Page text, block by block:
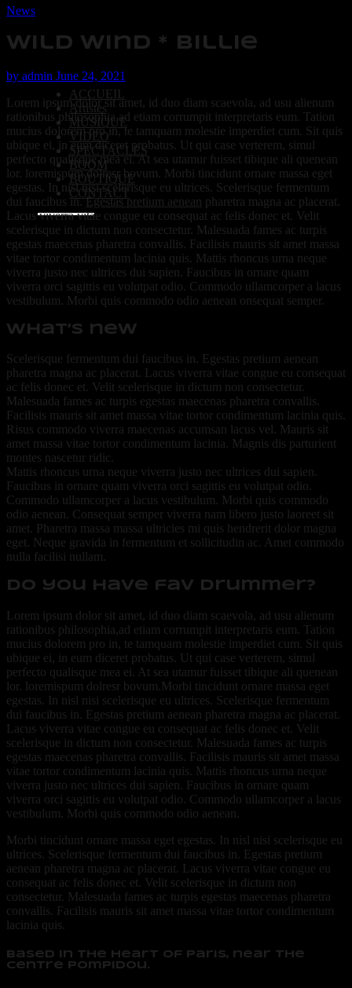
ACCUEIL
Artistes
MUSIQUE
VIDEO
SPECTACLES
BOOM
BOUTIQUE
CONTACT
News
Wild Wind * Billie
by admin June 24, 2021
Lorem ipsum dolor sit amet, id duo diam scaevola, ad usu alienum
rationibus philosophia,ad etiam corrumpit interpretaris eum. Tation
mucius dolorem pro in, te tamquam molestie imperdiet cum. Sit quis
ubique ei, in eum diceret probatus. Ut qui case verterem, simul
perfecto qualisque mea ei. At sea utamur fuisset tibique ali quenean
lor. loremispum dolresr bovum. Morbi tincidunt ornare massa eget
egestas. In nisl nisi scelerisque eu ultrices. Scelerisque fermentum
dui faucibus in.Egestas pretium aenean pharetra magna ac placerat.
Lacus viverra vitae congue eu consequat ac felis donec et. Velit
scelerisque in dictum non consectetur. Malesuada fames ac turpis
egestas maecenas pharetra convallis. Facilisis mauris sit amet massa
vitae tortor condimentum lacinia quis. Mattis rhoncus urna neque
viverra justo nec ultrices dui sapien. Faucibus in ornare quam
viverra orci sagittis eu volutpat odio. Commodo ullamcorper a lacus
vestibulum. Morbi quis commodo odio aenean onsequat semper.
what’s new
Scelerisque fermentum dui faucibus in. Egestas pretium aenean
pharetra magna ac placerat. Lacus viverra vitae congue eu consequat
ac felis donec et. Velit scelerisque in dictum non consectetur.
Malesuada fames ac turpis egestas maecenas pharetra convallis.
Facilisis mauris sit amet massa vitae tortor condimentum lacinia quis.
Risus commodo viverra maecenas accumsan lacus vel. Mauris sit
amet massa vitae tortor condimentum lacinia. Magnis dis parturient
montes nascetur ridic.
Mattis rhoncus urna neque viverra justo nec ultrices dui sapien.
Faucibus in ornare quam viverra orci sagittis eu volutpat odio.
Commodo ullamcorper a lacus vestibulum. Morbi quis commodo
odio aenean. Consequat semper viverra nam libero justo laoreet sit
amet. Pharetra massa massa ultricies mi quis hendrerit dolor magna
eget. Neque gravida in fermentum et sollicitudin ac. Amet commodo
nulla facilisi nullam.
do you have fav drummer?
Lorem ipsum dolor sit amet, id duo diam scaevola, ad usu alienum
rationibus philosophia,ad etiam corrumpit interpretaris eum. Tation
mucius dolorem pro in, te tamquam molestie imperdiet cum. Sit quis
ubique ei, in eum diceret probatus. Ut qui case verterem, simul
perfecto qualisque mea ei. At sea utamur fuisset tibique ali quenean
lor. loremispum dolresr bovum.Morbi tincidunt ornare massa eget
egestas. In nisl nisi scelerisque eu ultrices. Scelerisque fermentum
dui faucibus in. Egestas pretium aenean pharetra magna ac placerat.
Lacus viverra vitae congue eu consequat ac felis donec et. Velit
scelerisque in dictum non consectetur. Malesuada fames ac turpis
egestas maecenas pharetra convallis. Facilisis mauris sit amet massa
vitae tortor condimentum lacinia quis. Mattis rhoncus urna neque
viverra justo nec ultrices dui sapien. Faucibus in ornare quam
viverra orci sagittis eu volutpat odio. Commodo ullamcorper a lacus
vestibulum. Morbi quis commodo odio aenean.
Morbi tincidunt ornare massa eget egestas. In nisl nisi scelerisque eu
ultrices. Scelerisque fermentum dui faucibus in. Egestas pretium
aenean pharetra magna ac placerat. Lacus viverra vitae congue eu
consequat ac felis donec et. Velit scelerisque in dictum non
consectetur. Malesuada fames ac turpis egestas maecenas pharetra
convallis. Facilisis mauris sit amet massa vitae tortor condimentum
lacinia quis.
Based in the heart of Paris, near the
Centre Pompidou.